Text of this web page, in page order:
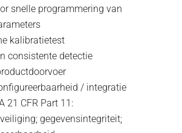
snelle programmering van
kalibratietest
consistente detectie
/ integratie
21 CFR Part 11:
gegevensintegriteit;